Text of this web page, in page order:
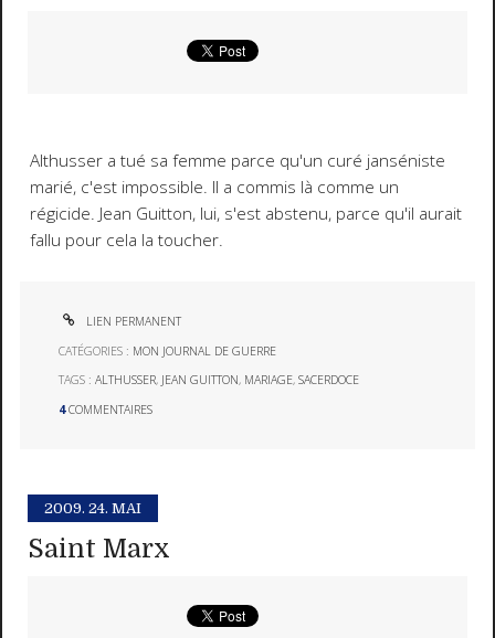
Althusser a tué sa femme parce qu'un curé janséniste
marié, c'est impossible. Il a commis là comme un
régicide. Jean Guitton, lui, s'est abstenu, parce qu'il aurait
fallu pour cela la toucher.
LIEN PERMANENT
CATÉGORIES : MON JOURNAL DE GUERRE
TAGS :ALTHUSSER, JEAN GUITTON, MARIAGE,SACERDOCE
4 COMMENTAIRES
2009. 24. MAI
Saint Marx